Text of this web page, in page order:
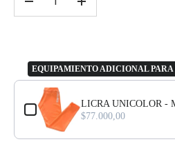
+
EQUIPAMIENTO ADICIONAL
Use the Previous and Next buttons
LICRA UNICOLOR -
$77.000,00